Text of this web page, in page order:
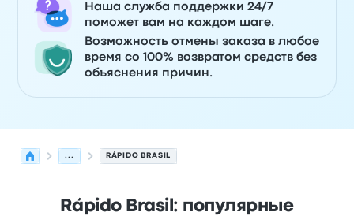
Наша служба поддержки 24/7
поможет вам на каждом шаге.
Возможность отмены заказа в любое
время со 100% возвратом средств без
объяснения причин.
... RÁPIDO BRASIL
Rápido Brasil: популярные